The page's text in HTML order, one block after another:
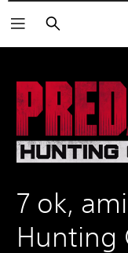
Keresés
7 ok,
Hunting